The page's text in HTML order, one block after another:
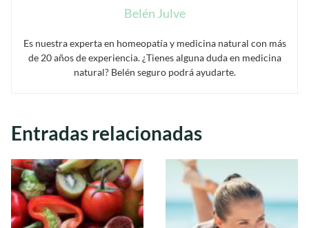
Belén Julve
Es nuestra experta en homeopatía y medicina natural con más
de 20 años de experiencia. ¿Tienes alguna duda en medicina
natural? Belén seguro podrá ayudarte.
Entradas relacionadas